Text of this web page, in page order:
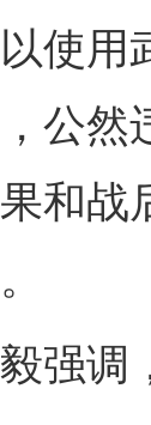
使用
公然
和战
调，